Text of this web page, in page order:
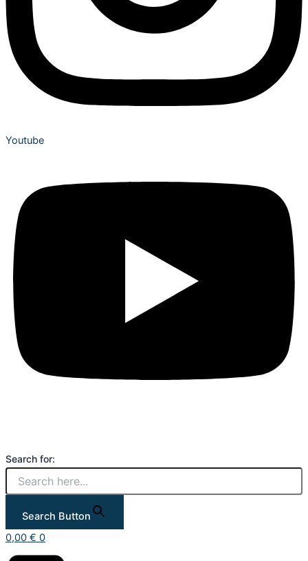
Youtube
Search for:
Search Button
0,00 € 0